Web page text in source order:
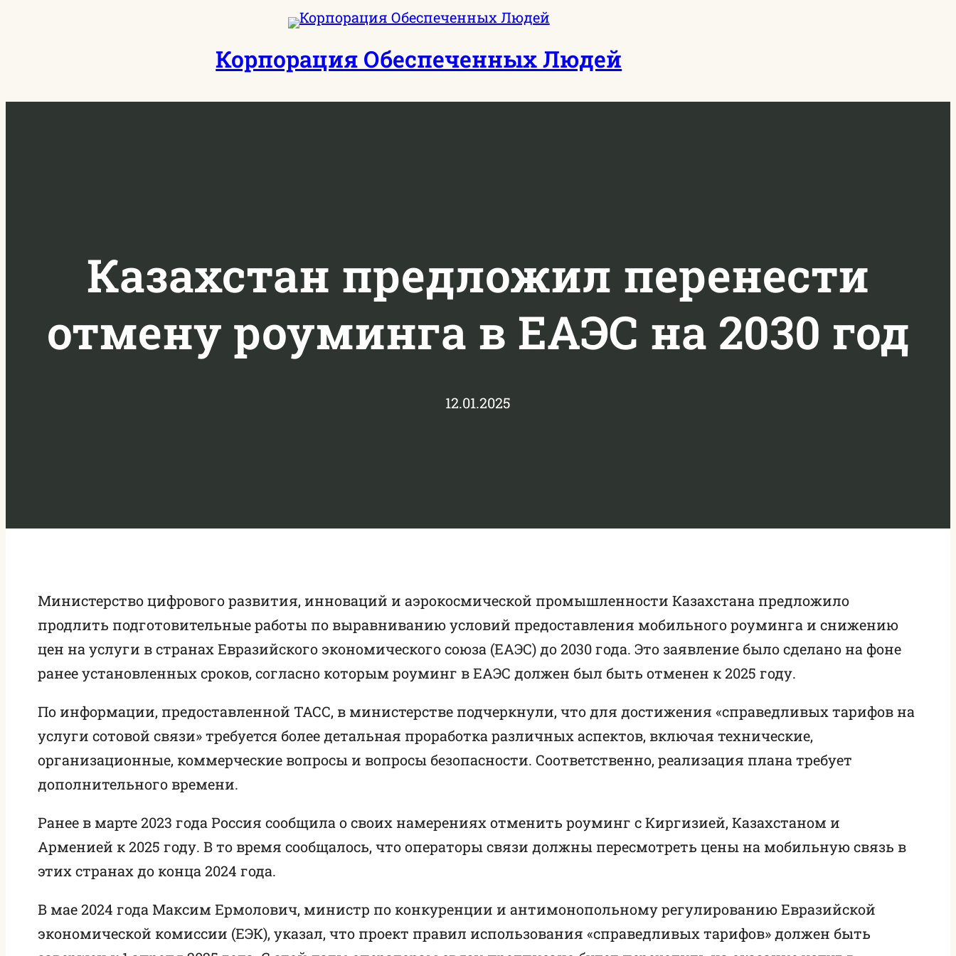
Корпорация Обеспеченных Людей
Казахстан предложил перенести
отмену роуминга в ЕАЭС на 2030 год
12.01.2025
Министерство цифрового развития, инноваций и аэрокосмической промышленности Казахстана предложило
продлить подготовительные работы по выравниванию условий предоставления мобильного роуминга и снижению
цен на услуги в странах Евразийского экономического союза (ЕАЭС) до 2030 года. Это заявление было сделано на фоне
ранее установленных сроков, согласно которым роуминг в ЕАЭС должен был быть отменен к 2025 году.
По информации, предоставленной ТАСС, в министерстве подчеркнули, что для достижения «справедливых тарифов на
услуги сотовой связи» требуется более детальная проработка различных аспектов, включая технические,
организационные, коммерческие вопросы и вопросы безопасности. Соответственно, реализация плана требует
дополнительного времени.
Ранее в марте 2023 года Россия сообщила о своих намерениях отменить роуминг с Киргизией, Казахстаном и
Арменией к 2025 году. В то время сообщалось, что операторы связи должны пересмотреть цены на мобильную связь в
этих странах до конца 2024 года.
В мае 2024 года Максим Ермолович, министр по конкуренции и антимонопольному регулированию Евразийской
экономической комиссии (ЕЭК), указал, что проект правил использования «справедливых тарифов» должен быть